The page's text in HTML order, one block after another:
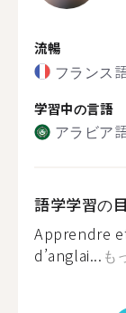
流暢
フランス
学習中の言語
アラビア
語学学習の
Apprendre
d’anglai... も